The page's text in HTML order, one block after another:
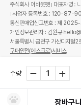
수량
장바구
주식회사 어바웃펫
대표자명 :
사업자 등록번호 : 120-87-
통신판매업신고번호 : 제
개인정보관리자 : 김원규
서울특별시 금천구 가산디지
구매안전(에스크로)서비스